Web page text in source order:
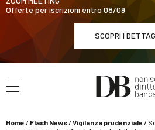
Offerte per iscrizioni entro 08/09
SCOPRI I
WEBINAR / 29
Pignoramento presso terzi e
Home / Flash News/Vigilanza prudenziale /